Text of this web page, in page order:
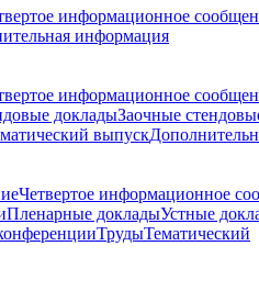
информационное
информация
информационное
докладыЗаочные
выпуск
Четвертое информационное
Пленарные докладыУстные
ТрудыТематический